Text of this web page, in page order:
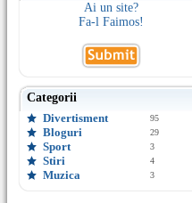
Ai un site?
Fa-l Faimos!
Categorii
Divertisment
95
Bloguri 29
Sport 3
Stiri 4
Muzica 3